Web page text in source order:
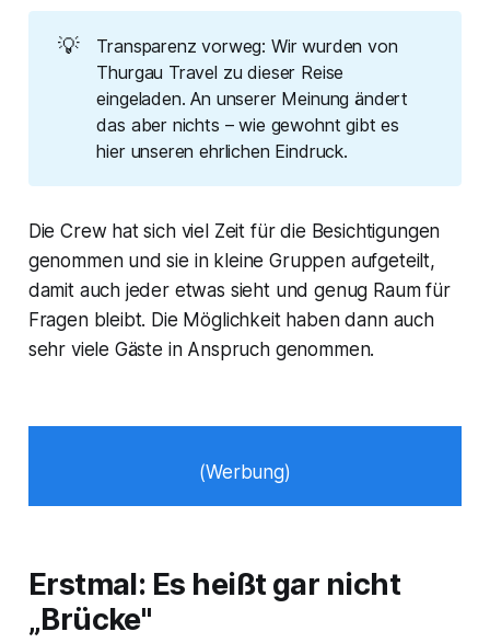
💡
Transparenz vorweg: Wir wurden von
Thurgau Travel zu dieser Reise
eingeladen. An unserer Meinung ändert
das aber nichts – wie gewohnt gibt es
hier unseren ehrlichen Eindruck.
Die Crew hat sich viel Zeit für die Besichtigungen
genommen und sie in kleine Gruppen aufgeteilt,
damit auch jeder etwas sieht und genug Raum für
Fragen bleibt. Die Möglichkeit haben dann auch
sehr viele Gäste in Anspruch genommen.
(Werbung)
Erstmal: Es heißt gar nicht
„Brücke"